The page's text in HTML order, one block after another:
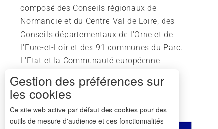
composé des Conseils régionaux de
Normandie et du Centre-Val de Loire, des
Conseils départementaux de l'Orne et de
l'Eure-et-Loir et des 91 communes du Parc.
L'Etat et la Communauté européenne
Gestion des préférences sur
les cookies
Ce site web active par défaut des cookies pour des
outils de mesure d'audience et des fonctionnalités